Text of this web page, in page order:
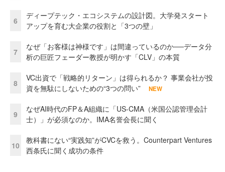
6
ディープテック・エコシステムの設計図。大学発スタート
アップを育む大企業の役割と「3つの壁」
7
なぜ「お客様は神様です」は間違っているのか──データ分
析の巨匠フェーダー教授が明かす「CLV」の本質
8
VC出資で「戦略的リターン」は得られるか？ 事業会社が投
資を無駄にしないための“3つの問い”
NEW
9
なぜAI時代のFP＆A組織に「US-CMA（米国公認管理会計
士）」が必須なのか。IMA名誉会長に聞く
10
教科書にない“実践知”がCVCを救う。Counterpart Ventures
西条氏に聞く成功の条件